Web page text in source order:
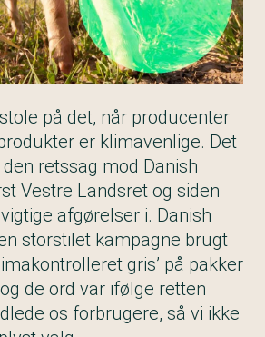
på det, når producenter
er klimavenlige. Det
retssag mod Danish
Vestre Landsret og siden
afgørelser i. Danish
storstilet kampagne brugt
gris’ på pakker
de ord var ifølge retten
os forbrugere, så vi ikke